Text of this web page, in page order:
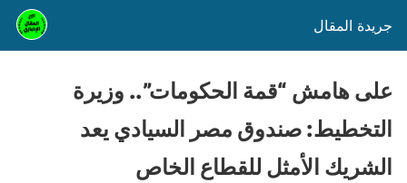
جريدة المقال
على هامش “قمة الحكومات”.. وزيرة
التخطيط: صندوق مصر السيادي يعد
الشريك الأمثل للقطاع الخاص